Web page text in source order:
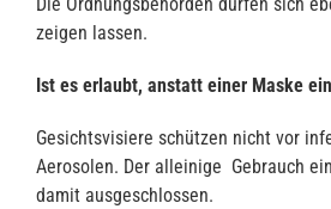
zeigen lassen.
Ist es erlaubt, anstatt einer Maske
Gesichtsvisiere schützen nicht vor
Aerosolen. Der alleinige Gebrauch
damit ausgeschlossen.